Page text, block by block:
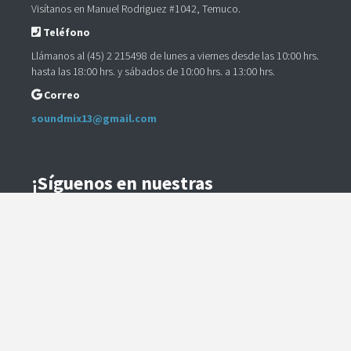
Visítanos en Manuel Rodriguez #1042, Temuco.
Teléfono
Llámanos al (45) 2 215498 de lunes a viernes desde las 10:00 hrs.
hasta las 18:00 hrs. y sábados de 10:00 hrs. a 13:00 hrs.
Correo
soundmix13@gmail.com
¡Síguenos en nuestras